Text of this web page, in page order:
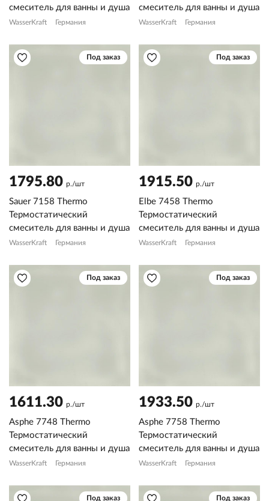
смеситель для ванны и душа
WasserKraft Германия
смеситель для ванны и душа
WasserKraft Германия
Под заказ
1795.80 р./шт
Sauer 7158 Thermo
Термостатический
смеситель для ванны и душа
WasserKraft Германия
Под заказ
1915.50 р./шт
Elbe 7458 Thermo
Термостатический
смеситель для ванны и душа
WasserKraft Германия
Под заказ
1611.30 р./шт
Asphe 7748 Thermo
Термостатический
смеситель для ванны и душа
WasserKraft Германия
Под заказ
1933.50 р./шт
Asphe 7758 Thermo
Термостатический
смеситель для ванны и душа
WasserKraft Германия
Под заказ Под заказ